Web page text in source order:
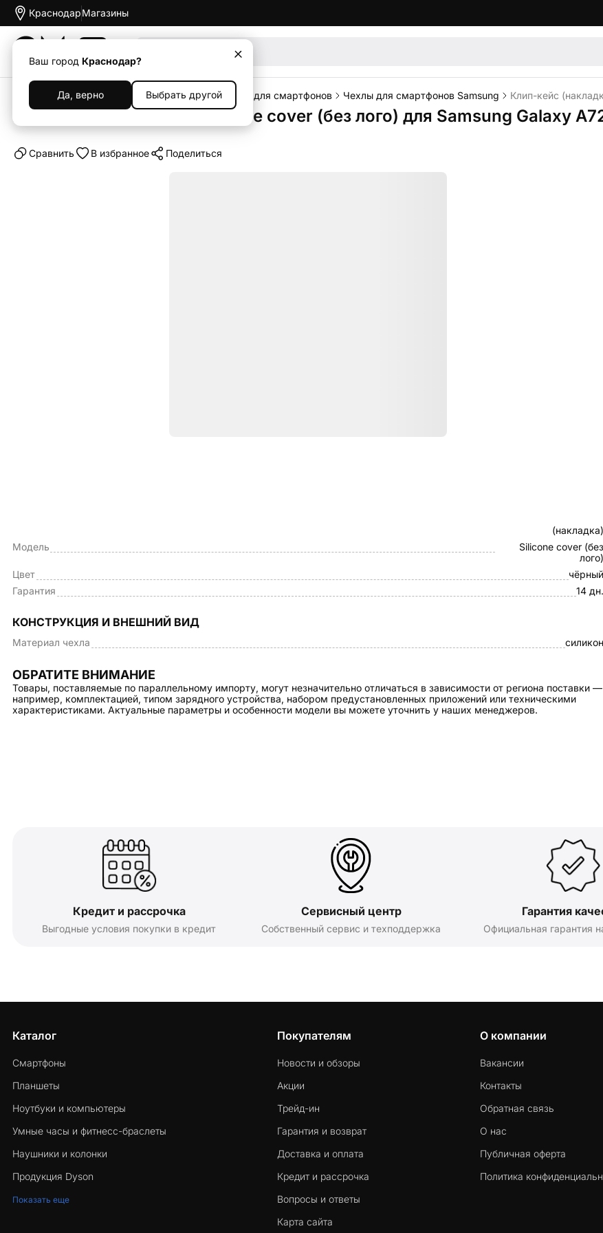
Краснодар
Ваш город Краснодар?
Да, верно Выбрать другой
Магазины
Каталог Аксессуары Чехлы Чехлы для смартфонов Чехлы для смартфонов Samsung Клип-кейс
Клип-кейс (накладка) Silicone cover (без лого) для Samsung Galaxy
Cравнить В избранное Поделиться
(накладка)
Модель
Silicone cover (без
лого)
Цвет
чёрный
Гарантия
14 дн.
КОНСТРУКЦИЯ И ВНЕШНИЙ ВИД
Материал чехла силикон
ОБРАТИТЕ ВНИМАНИЕ
Товары, поставляемые по параллельному импорту, могут незначительно отличаться в зависимости от региона поставки —
например, комплектацией, типом зарядного устройства, набором предустановленных приложений или техническими
характеристиками. Актуальные параметры и особенности модели вы можете уточнить у наших менеджеров.
Кредит и рассрочка
Выгодные условия покупки в кредит
Сервисный центр
Собственный сервис и техподдержка
Гарантия
Официальная гарантия
Каталог
Смартфоны
Планшеты
Ноутбуки и компьютеры
Умные часы и фитнесс-браслеты
Наушники и колонки
Продукция Dyson
Показать еще
Покупателям
Новости и обзоры
Акции
Трейд-ин
Гарантия и возврат
Доставка и оплата
Кредит и рассрочка
Вопросы и ответы
Карта сайта
О компании
Вакансии
Контакты
Обратная связь
О нас
Публичная оферта
Политика